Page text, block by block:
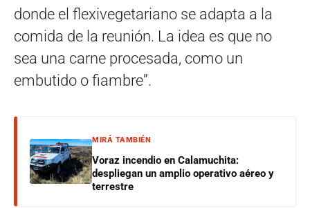
donde el flexivegetariano se adapta a la
comida de la reunión. La idea es que no
sea una carne procesada, como un
embutido o fiambre”.
MIRÁ TAMBIÉN
Voraz incendio en Calamuchita:
despliegan un amplio operativo aéreo y
terrestre